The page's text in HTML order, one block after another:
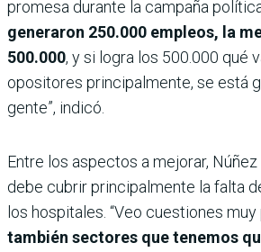
promesa durante la campaña
generaron 250.000 empleos, la
500.000, y si logra los 500.000 qué
opositores principalmente, se está
gente”, indicó.
Entre los aspectos a mejorar,
debe cubrir principalmente la falta
los hospitales. “Veo cuestiones
también sectores que tenemos